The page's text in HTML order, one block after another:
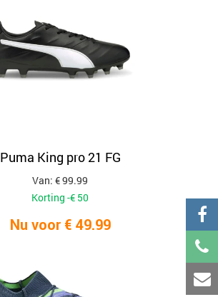
Puma King pro 21 FG
Van: € 99.99
Korting -€ 50
Nu voor € 49.99